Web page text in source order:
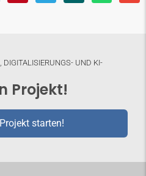
DIGITALISIERUNGS- UND KI-
Projekt!
starten!